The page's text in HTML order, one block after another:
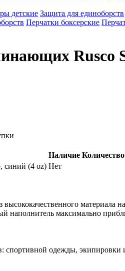
детские Защита для единоборств
Перчатки боксерские
Rusco
Наличие Количество
синий (4 oz) Нет
высококачественного
наполнитель максимально
одежды, экипировки